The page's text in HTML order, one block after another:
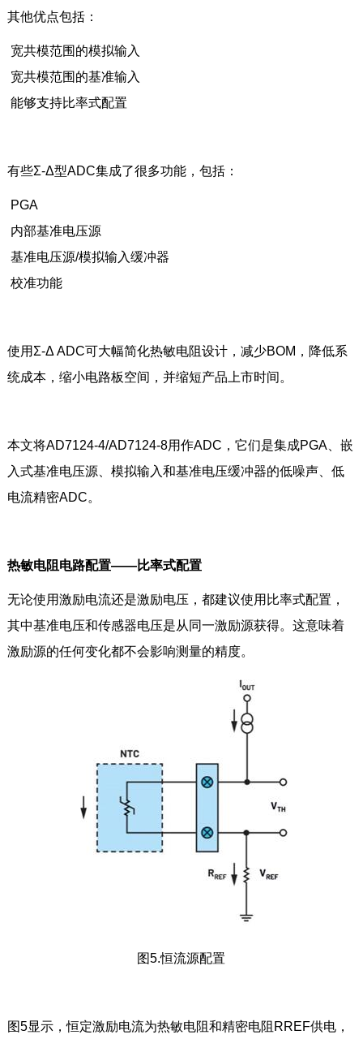
其他优点包括：
宽共模范围的模拟输入
宽共模范围的基准输入
能够支持比率式配置
有些Σ-Δ型ADC集成了很多功能，包括：
PGA
内部基准电压源
基准电压源/模拟输入缓冲器
校准功能
使用Σ-Δ ADC可大幅简化热敏电阻设计，减少BOM，降低系
统成本，缩小电路板空间，并缩短产品上市时间。
本文将AD7124-4/AD7124-8用作ADC，它们是集成PGA、嵌
入式基准电压源、模拟输入和基准电压缓冲器的低噪声、低
电流精密ADC。
热敏电阻电路配置——比率式配置
无论使用激励电流还是激励电压，都建议使用比率式配置，
其中基准电压和传感器电压是从同一激励源获得。这意味着
激励源的任何变化都不会影响测量的精度。
图5.恒流源配置
图5显示，恒定激励电流为热敏电阻和精密电阻RREF供电，